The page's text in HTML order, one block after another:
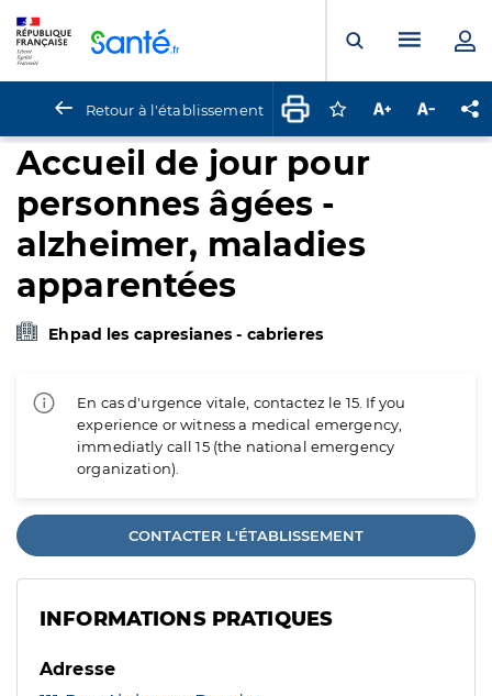
Ouvrir laMenu
Retour à l'établissement Connectez-vous
Augmenter la
Accueil de jour pour
personnes âgées -
alzheimer, maladies
apparentées
Ehpad les capresianes - cabrieres
En cas d'urgence vitale, contactez le 15. If you
experience or witness a medical emergency,
immediatly call 15 (the national emergency
organization).
CONTACTER L'ÉTABLISSEMENT
INFORMATIONS PRATIQUES
Adresse